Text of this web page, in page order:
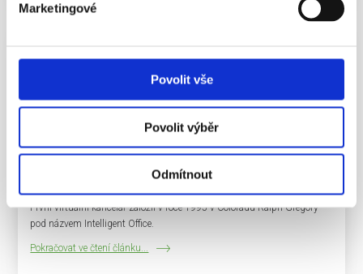
Marketingové
Povolit vše
Povolit výběr
Odmítnout
Poskytovatel virtuálního sídla pronajímá zákazníkovi – právnické osobě
– adresu za účelem jejího zápisu do obchodního rejstříku, jakožto
adresu místa podnikání zapsanou v živnostenském rejstříku.)
Nerozumí se jím fyzické využívání prostor a ve valné většině případů se
jedná o společný nájem/podnájem s dalšími nájemci/podnájemci.
První virtuální kancelář založil v roce 1995 v Coloradu Ralph Gregory
pod názvem Intelligent Office.
Pokračovat ve čtení článku...